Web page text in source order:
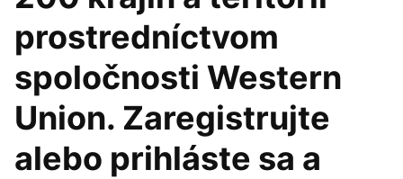
prostredníctvom
spoločnosti Western
Union. Zaregistrujte
alebo prihláste sa a